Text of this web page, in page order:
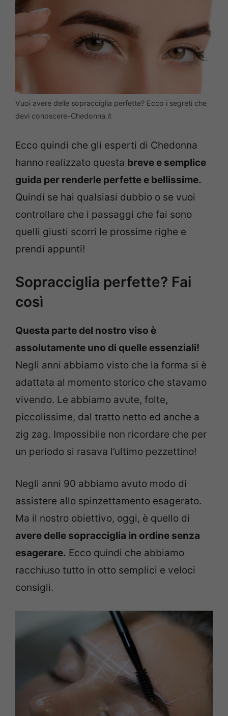
Vuoi avere delle sopracciglia perfette? Ecco i segreti che
devi conoscere-Chedonna.it
Ecco quindi che gli esperti di Chedonna
hanno realizzato questa breve e semplice
guida per renderle perfette e bellissime.
Quindi se hai qualsiasi dubbio o se vuoi
controllare che i passaggi che fai sono
quelli giusti scorri le prossime righe e
prendi appunti!
Sopracciglia perfette? Fai
così
Questa parte del nostro viso è
assolutamente uno di quelle essenziali!
Negli anni abbiamo visto che la forma si è
adattata al momento storico che stavamo
vivendo. Le abbiamo avute, folte,
piccolissime, dal tratto netto ed anche a
zig zag. Impossibile non ricordare che per
un periodo si rasava l’ultimo pezzettino!
Negli anni 90 abbiamo avuto modo di
assistere allo spinzettamento esagerato.
Ma il nostro obiettivo, oggi, è quello di
avere delle sopracciglia in ordine senza
esagerare. Ecco quindi che abbiamo
racchiuso tutto in otto semplici e veloci
consigli.